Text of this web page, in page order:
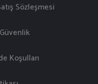
Sözleşmesi
Koşulları